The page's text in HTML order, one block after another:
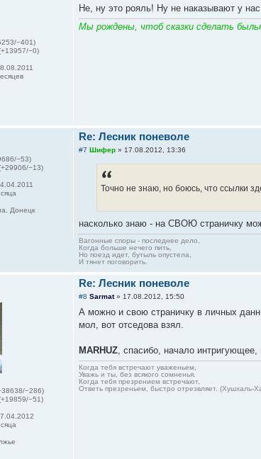
−401)
−0)
сообщение
Не, ну это рояль! Ну не наказывают у
Мы рождены, чтоб сказки сделать
−53)
−13)
Донецк
сообщение
Re: Лесник поневоле
#7 Шифер » 17.08.2012, 13:36
Точно не знаю, но боюсь, что ссылки
насколько знаю - на СВОЮ страничку
Вагонные споры - последнее дело,
Когда больше нечего пить,
Но поезд идет, бутыль опустела,
И тянет поговорить.
−286)
−51)
Re: Лесник поневоле
#8 Sarmat» 17.08.2012, 15:50
А можно и свою страничку в личных
мол, вот отседова взял.
MARHUZ, спасибо, начало
Когда тебя встречают уваженьем,
Уважь и ты, без всякого сомненья.
Когда тебя презрением встречают,
Ответь презреньем, быстро отрезвляет. (Хушхаль-